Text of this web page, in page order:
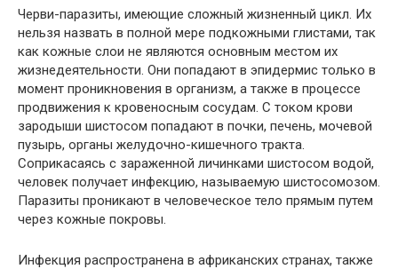
Черви-паразиты, имеющие сложный жизненный цикл. Их
нельзя назвать в полной мере подкожными глистами, так
как кожные слои не являются основным местом их
жизнедеятельности. Они попадают в эпидермис только в
момент проникновения в организм, а также в процессе
продвижения к кровеносным сосудам. С током крови
зародыши шистосом попадают в почки, печень, мочевой
пузырь, органы желудочно-кишечного тракта.
Соприкасаясь с зараженной личинками шистосом водой,
человек получает инфекцию, называемую шистосомозом.
Паразиты проникают в человеческое тело прямым путем
через кожные покровы.
Инфекция распространена в африканских странах, также